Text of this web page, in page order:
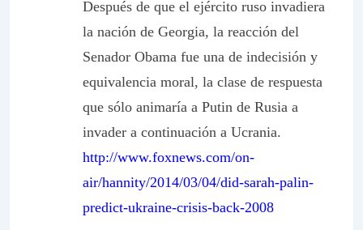
Después de que el ejército ruso invadiera
la nación de Georgia, la reacción del
Senador Obama fue una de indecisión y
equivalencia moral, la clase de respuesta
que sólo animaría a Putin de Rusia a
invader a continuación a Ucrania.
http://www.foxnews.com/on-
air/hannity/2014/03/04/did-sarah-palin-
predict-ukraine-crisis-back-2008